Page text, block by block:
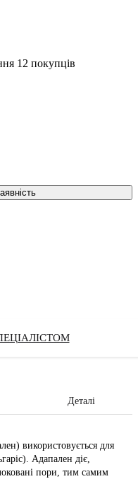
12 покупців
Деталі
використовується для
Адапален діє,
пори, тим самим